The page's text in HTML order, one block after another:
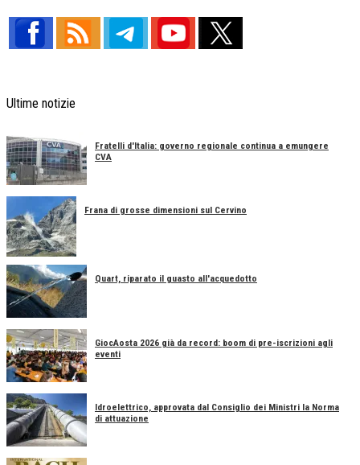
Ultime notizie
Fratelli d'Italia: governo regionale continua a emungere
CVA
Frana di grosse dimensioni sul Cervino
Quart, riparato il guasto all'acquedotto
GiocAosta 2026 già da record: boom di pre-iscrizioni agli
eventi
Idroelettrico, approvata dal Consiglio dei Ministri la Norma
di attuazione